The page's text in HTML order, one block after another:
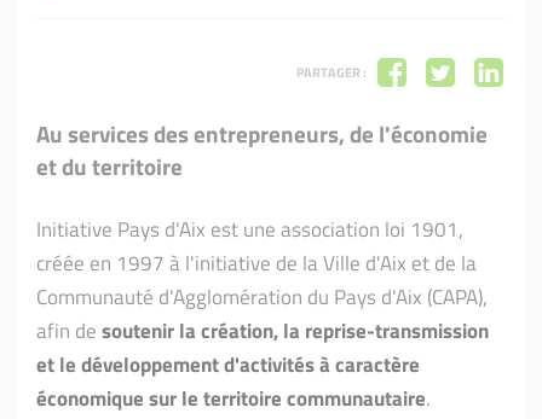
PARTAGER :
Au services des entrepreneurs, de l'économie
et du territoire
Initiative Pays d'Aix est une association loi 1901,
créée en 1997 à l'initiative de la Ville d'Aix et de la
Communauté d'Agglomération du Pays d'Aix (CAPA),
afin desoutenir la création, la reprise-transmission
et le développement d'activités à caractère
économique sur le territoire communautaire.